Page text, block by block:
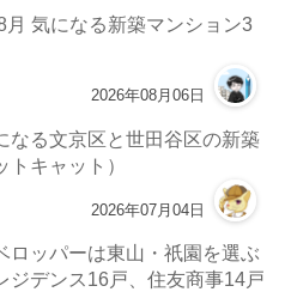
月 気になる新築マンション3
2026年08月06日
なる文京区と世田谷区の新築
キャット）
2026年07月04日
ロッパーは東山・祇園を選ぶ
ジデンス16戸、住友商事14戸